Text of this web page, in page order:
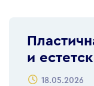
и
18.05.2026